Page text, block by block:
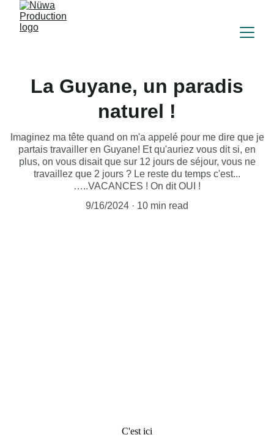
La Guyane, un paradis
naturel !
Imaginez ma tête quand on m'a appelé pour me dire que je
partais travailler en Guyane! Et qu'auriez vous dit si, en
plus, on vous disait que sur 12 jours de séjour, vous ne
travaillez que 2 jours ? Le reste du temps c'est...
…..VACANCES ! On dit OUI !
9/16/2024
10 min read
C'est ici